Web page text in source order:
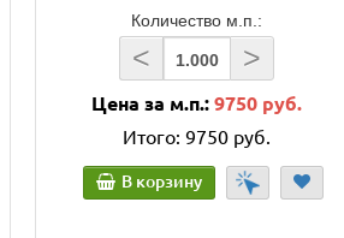
Количество м.п.:
< >
Цена за м.п.:9750 руб.
Итого:9750 руб.
В корзину